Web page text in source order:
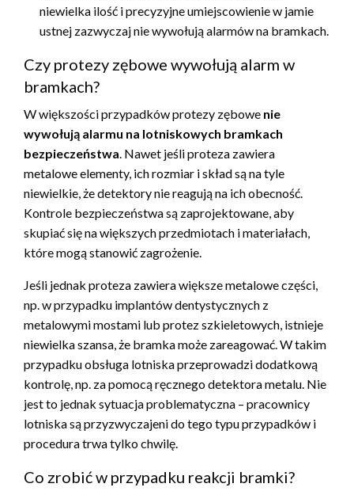
niewielka ilość i precyzyjne umiejscowienie w jamie
ustnej zazwyczaj nie wywołują alarmów na bramkach.
Czy protezy zębowe wywołują alarm w
bramkach?
W większości przypadków protezy zębowe nie
wywołują alarmu na lotniskowych bramkach
bezpieczeństwa. Nawet jeśli proteza zawiera
metalowe elementy, ich rozmiar i skład są na tyle
niewielkie, że detektory nie reagują na ich obecność.
Kontrole bezpieczeństwa są zaprojektowane, aby
skupiać się na większych przedmiotach i materiałach,
które mogą stanowić zagrożenie.
Jeśli jednak proteza zawiera większe metalowe części,
np. w przypadku implantów dentystycznych z
metalowymi mostami lub protez szkieletowych, istnieje
niewielka szansa, że bramka może zareagować. W takim
przypadku obsługa lotniska przeprowadzi dodatkową
kontrolę, np. za pomocą ręcznego detektora metalu. Nie
jest to jednak sytuacja problematyczna – pracownicy
lotniska są przyzwyczajeni do tego typu przypadków i
procedura trwa tylko chwilę.
Co zrobić w przypadku reakcji bramki?